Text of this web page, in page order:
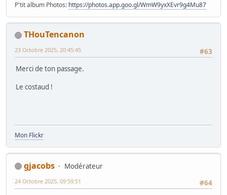
P'tit album Photos: https://photos.app.goo.gl/WmW9yxXEvr9g4Mu87
THouTencanon
#63
23 Octobre 2025, 20:45:45
Merci de ton passage.
Le costaud !
Mon Flickr
gjacobs
Modérateur
#64
24 Octobre 2025, 09:59:51